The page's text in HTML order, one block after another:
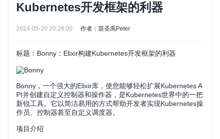
Kubernetes开发框架的利器
2024-05-20 20:28:00 作者：苗圣禹Peter
标题：Bonny：Elixir构建Kubernetes开发框架的利器
Bonny，一个强大的Elixir库，使您能够轻松扩展Kubernetes A
PI并创建自定义控制器和操作器，是Kubernetes世界中的一把
新锐工具。它以简洁易用的方式帮助开发者实现Kubernetes操
作员、控制器甚至自定义调度器。
项目介绍